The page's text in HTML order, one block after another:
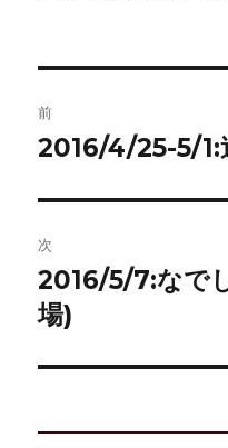
稿
ビ
ゲ
ー
シ
前
前
投
稿:
2016/4/25-5/1:
次
次
の
稿:
2016/5/7:なで
場)